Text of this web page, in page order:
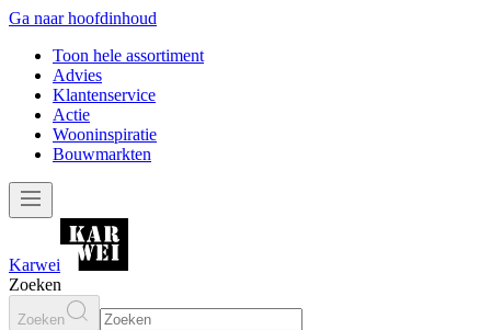
Ga naar hoofdinhoud
Toon hele assortiment
Advies
Klantenservice
Actie
Wooninspiratie
Bouwmarkten
Karwei
Zoeken
Zoeken